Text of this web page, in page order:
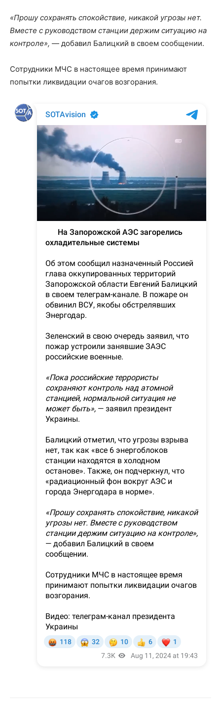
«Прошу сохранять спокойствие, никакой угрозы нет.
Вместе с руководством станции держим ситуацию на
контроле», — добавил Балицкий в своем сообщении.
Сотрудники МЧС в настоящее время принимают
попытки ликвидации очагов возгорания.